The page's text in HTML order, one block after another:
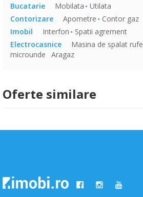
Bucatarie Mobilata
Utilata
Contorizare
Apometre
Contor gaz
Imobil
Interfon
Spatii agrement
Electrocasnice
Masina de spalat rufe
microunde
Aragaz
Oferte similare